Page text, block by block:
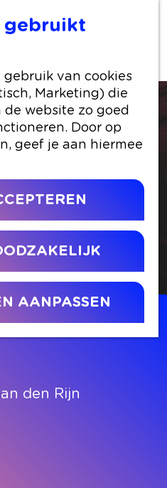
gebruikt
gebruik van cookies
Marketing) die
website zo goed
Door op
geef je aan hiermee
AANPASSEN
den Rijn